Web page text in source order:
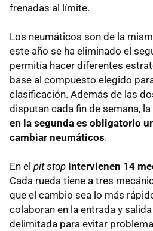
frenadas al límite.
Los neumáticos son de la
este año se ha eliminado el
permitía hacer diferentes
base al compuesto elegido
clasificación. Además de las
disputan cada fin de semana,
en la segunda es obligatorio
cambiar neumáticos.
En el pit stop intervienen 14
Cada rueda tiene a tres
que el cambio sea lo más
colaboran en la entrada y
delimitada para evitar